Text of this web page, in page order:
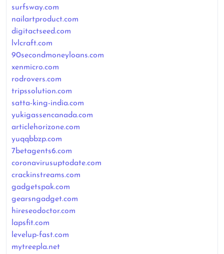
surfsway.com
nailartproduct.com
digitactseed.com
lvlcraft.com
90secondmoneyloans.com
xenmicro.com
rodrovers.com
tripssolution.com
satta-king-india.com
yukigassencanada.com
articlehorizone.com
yuqqbbzp.com
7betagents6.com
coronavirusuptodate.com
crackinstreams.com
gadgetspak.com
gearsngadget.com
hireseodoctor.com
lapsfit.com
levelup-fast.com
mytreepla.net